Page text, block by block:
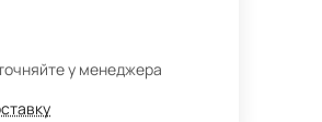
у менеджера